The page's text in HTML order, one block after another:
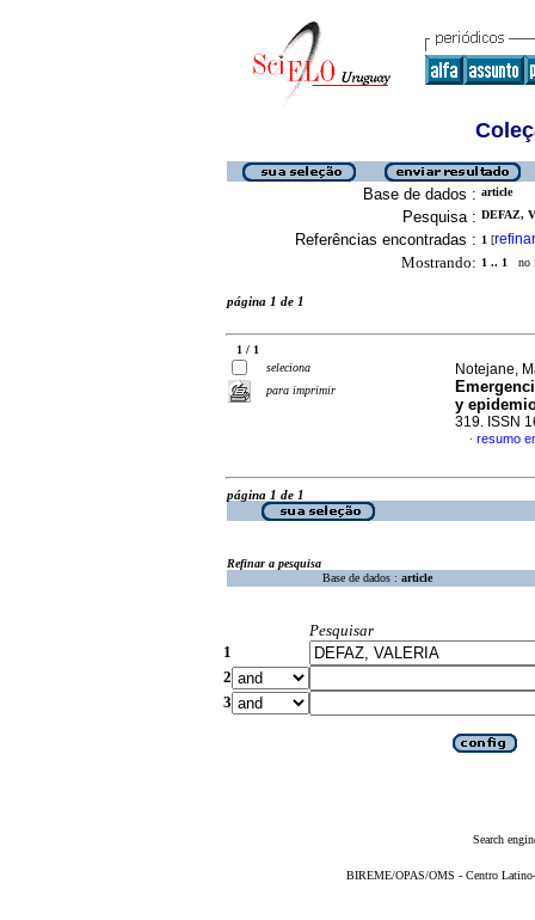
Base de dados : article
Pesquisa : DEFAZ,
Referências encontradas : 1 [refinar
Mostrando: 1 .. 1 no
página 1 de 1
1 / 1
seleciona
para imprimir
Notejane,
y
319. ISSN
· resumo
página 1 de 1
Refinar a pesquisa
Base de dados : article
Pesquisar
1
2
3
Search
BIREME/OPAS/OMS - Centro Latino-